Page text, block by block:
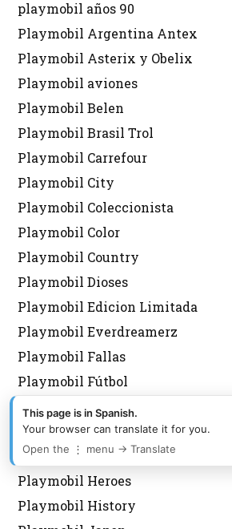
playmobil años 90
Playmobil Argentina Antex
Playmobil Asterix y Obelix
Playmobil aviones
Playmobil Belen
Playmobil Brasil Trol
Playmobil Carrefour
Playmobil City
Playmobil Coleccionista
Playmobil Color
Playmobil Country
Playmobil Dioses
Playmobil Edicion Limitada
Playmobil Everdreamerz
Playmobil Fallas
Playmobil Fútbol
Playmobil Grecia Lyra
Playmobil Griegos
Playmobil Heidi
Playmobil Heroes
Playmobil History
This page is in Spanish.
Your browser can translate it for you.
Open the ⋮ menu → Translate